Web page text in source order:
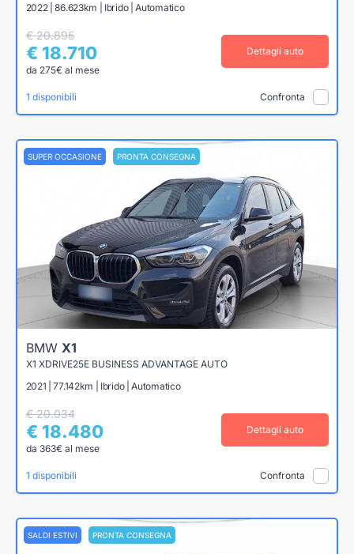
2022 | 86.623km | Ibrido | Automatico
€ 20.895
€ 18.710
da 275€ al mese
Dettagli auto
1 disponibili Confronta
SUPER OCCASIONE PRONTA CONSEGNA
BMW X1
X1 XDRIVE25E BUSINESS ADVANTAGE AUTO
2021 | 77.142km | Ibrido | Automatico
€ 20.034
€ 18.480
da 363€ al mese
Dettagli auto
1 disponibili Confronta
SALDI ESTIVI PRONTA CONSEGNA